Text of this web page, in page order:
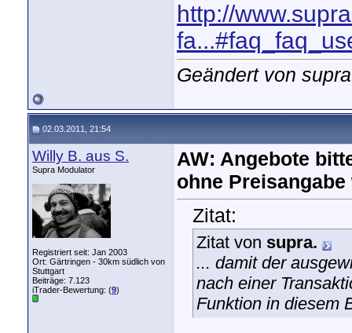
http://
Geändert von
02.03.2011, 21:54
Willy B. aus S.
Supra Modulator
Registriert seit: Jan 2003
Ort: Gärtringen - 30km südlich von
Stuttgart
Beiträge: 7.123
iTrader-Bewertung: (9)
AW: Angebote
ohne
Zitat:
Zitat von supra.
... damit der
nach einer
Funktion in diesem